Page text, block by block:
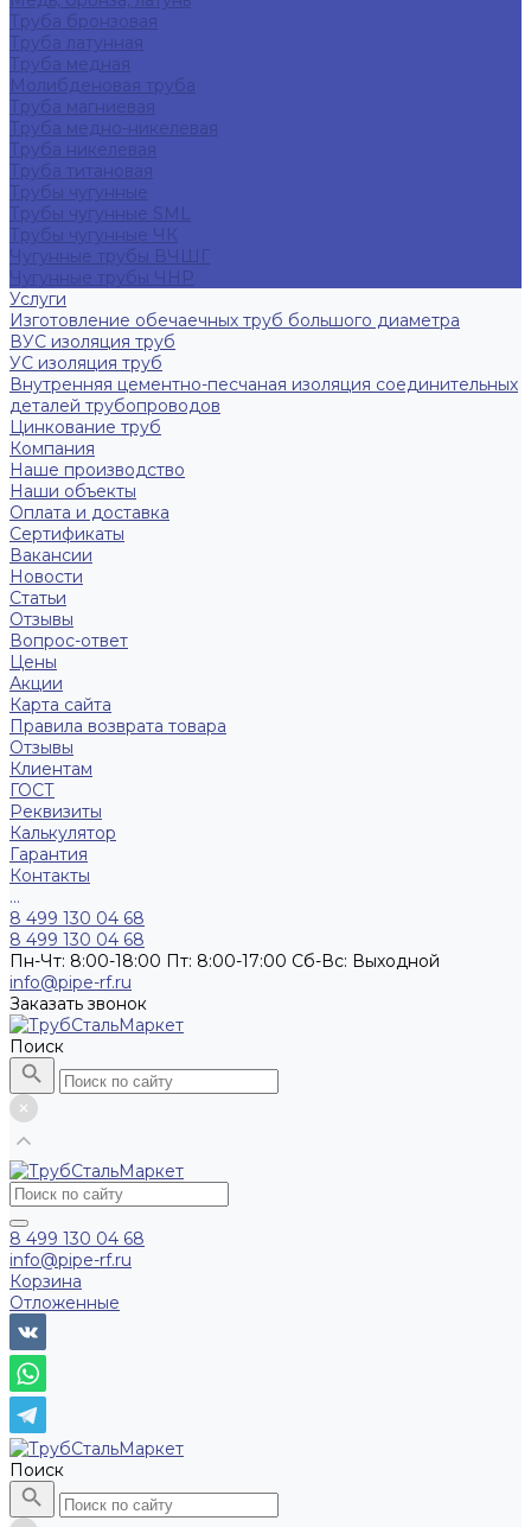
Труба бронзовая
Труба латунная
Труба медная
Молибденовая труба
Труба магниевая
Труба медно-никелевая
Труба никелевая
Труба титановая
Трубы чугунные
Трубы чугунные SML
Трубы чугунные ЧК
Чугунные трубы ВЧШГ
Чугунные трубы ЧНР
Услуги
Изготовление обечаечных труб большого диаметра
ВУС изоляция труб
УС изоляция труб
Внутренняя цементно-песчаная изоляция соединительных
деталей трубопроводов
Цинкование труб
Компания
Наше производство
Наши объекты
Оплата и доставка
Сертификаты
Вакансии
Новости
Статьи
Отзывы
Вопрос-ответ
Цены
Акции
Карта сайта
Правила возврата товара
Отзывы
Клиентам
ГОСТ
Реквизиты
Калькулятор
Гарантия
Контакты
...
8 499 130 04 68
8 499 130 04 68
Пн-Чт: 8:00-18:00 Пт: 8:00-17:00 Сб-Вс: Выходной
info@pipe-rf.ru
Заказать звонок
Поиск
8 499 130 04 68
info@pipe-rf.ru
Корзина
Отложенные
Поиск